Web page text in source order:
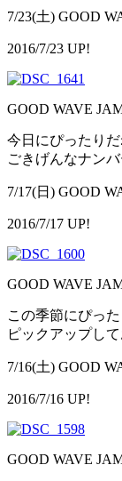
7/23(土) GOOD
2016/7/23 UP!
GOOD WAVE
今日にぴったりだ
ごきげんなナン
7/17(日) GOOD
2016/7/17 UP!
GOOD WAVE
この季節にぴっ
ピックアップし
7/16(土) GOOD
2016/7/16 UP!
GOOD WAVE